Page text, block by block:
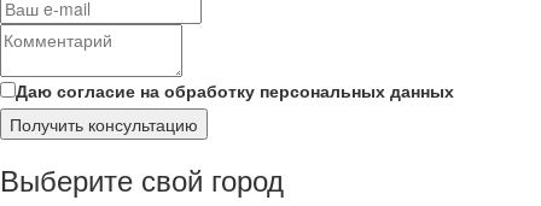
Даю согласие на обработку персональных данных
Получить консультацию
Выберите свой город